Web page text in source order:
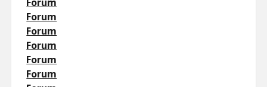
Forum
Forum
Forum
Forum
Forum